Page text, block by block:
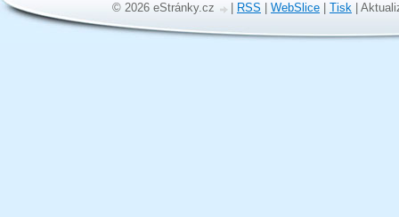
© 2026 eStránky.cz RSS WebSlice Tisk